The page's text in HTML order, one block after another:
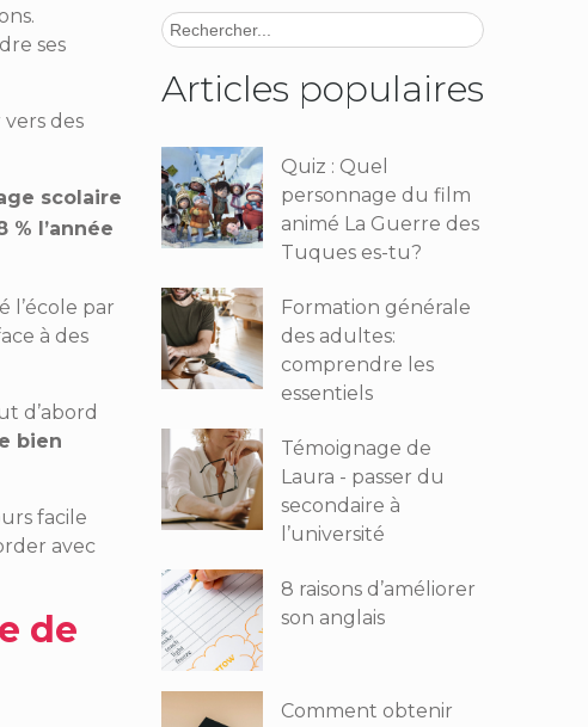
ses
des
scolaire
% l’année
l’école par
à des
d’abord
bien
facile
avec
de
Articles populaires
Quiz : Quel
personnage du film
animé La Guerre des
Tuques es-tu?
Formation générale
des adultes:
comprendre les
essentiels
Témoignage de
Laura - passer du
secondaire à
l’université
8 raisons d’améliorer
son anglais
Comment obtenir